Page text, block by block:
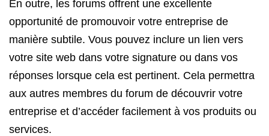
En outre, les forums offrent une excellente
opportunité de promouvoir votre entreprise de
manière subtile. Vous pouvez inclure un lien vers
votre site web dans votre signature ou dans vos
réponses lorsque cela est pertinent. Cela permettra
aux autres membres du forum de découvrir votre
entreprise et d’accéder facilement à vos produits ou
services.